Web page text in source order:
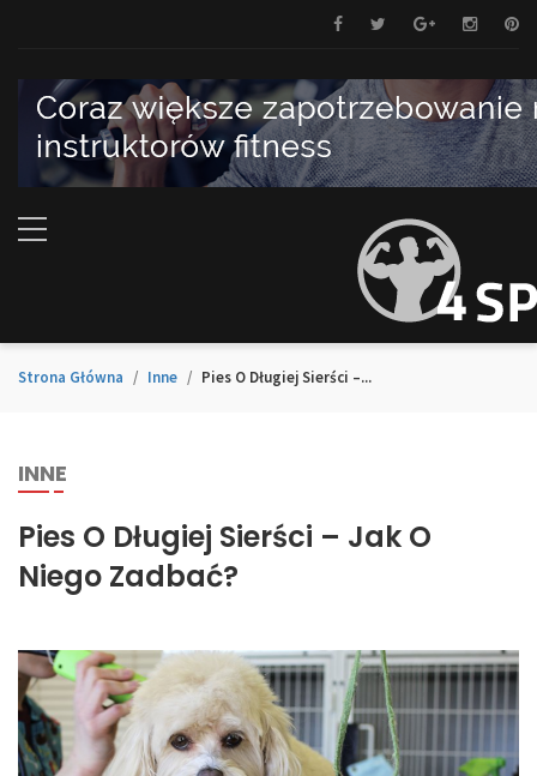
Strona Główna Inne Pies O Długiej Sierści –...
INNE
Pies O Długiej Sierści – Jak O
Niego Zadbać?